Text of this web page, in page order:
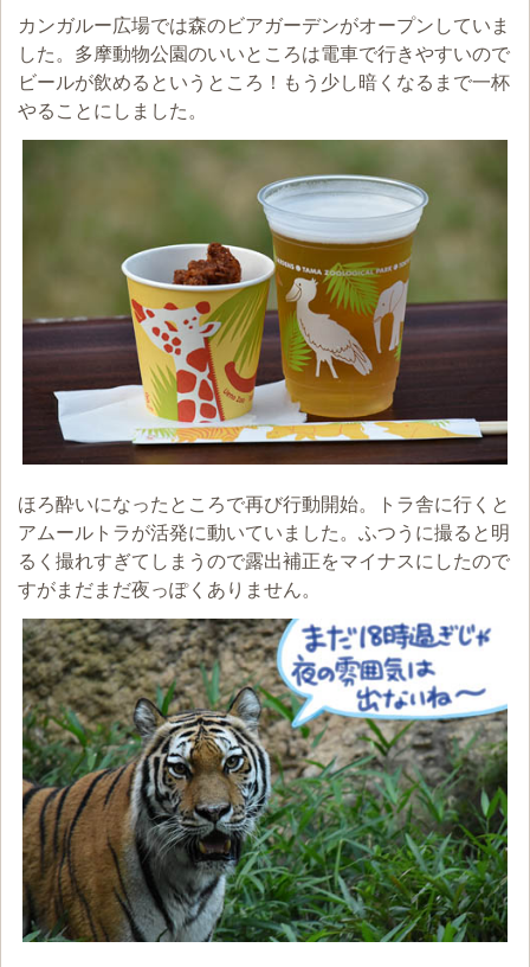
カンガルー広場では森のビアガーデンがオープンしていま
した。多摩動物公園のいいところは電車で行きやすいので
ビールが飲めるというところ！もう少し暗くなるまで一杯
やることにしました。
ほろ酔いになったところで再び行動開始。トラ舎に行くと
アムールトラが活発に動いていました。ふつうに撮ると明
るく撮れすぎてしまうので露出補正をマイナスにしたので
すがまだまだ夜っぽくありません。